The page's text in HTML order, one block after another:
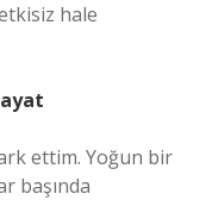
hale
ettim. Yoğun bir
başında